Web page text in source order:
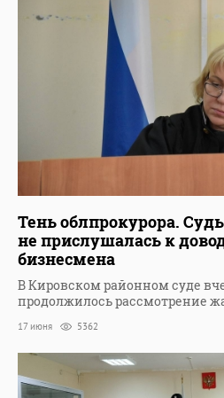
Тень облпрокурора.
не прислушалась к
бизнесмена
В Кировском районном суде
продолжилось рассмотрение
17 июня 5362